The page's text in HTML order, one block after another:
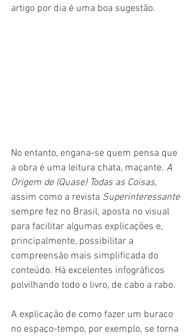
artigo por dia é uma boa sugestão.
No entanto, engana-se quem pensa que
a obra é uma leitura chata, maçante. A
Origem de (Quase) Todas as Coisas,
assim como a revista Superinteressante
sempre fez no Brasil, aposta no visual
para facilitar algumas explicações e,
principalmente, possibilitar a
compreensão mais simplificada do
conteúdo. Há excelentes infográficos
polvilhando todo o livro, de cabo a rabo.
A explicação de como fazer um buraco
no espaço-tempo, por exemplo, se torna